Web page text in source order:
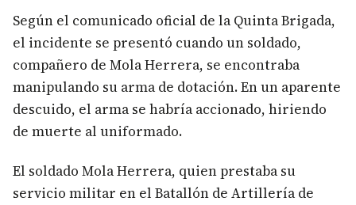
Según el comunicado oficial de la Quinta Brigada,
el incidente se presentó cuando un soldado,
compañero de Mola Herrera, se encontraba
manipulando su arma de dotación. En un aparente
descuido, el arma se habría accionado, hiriendo
de muerte al uniformado.
El soldado Mola Herrera, quien prestaba su
servicio militar en el Batallón de Artillería de